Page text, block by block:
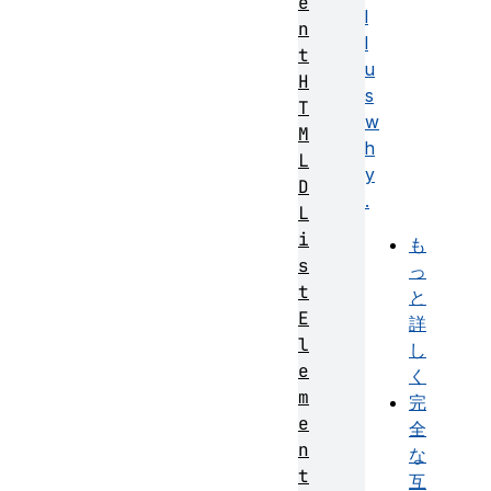
l
l
u
s
w
h
y
.
も
っ
と
詳
し
く
完
全
な
互
n
t
H
T
M
L
D
L
i
s
t
E
l
e
m
e
n
t